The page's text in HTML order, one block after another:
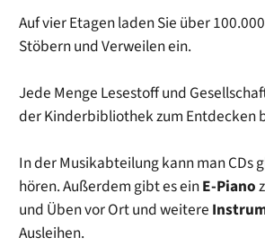
Auf vier Etagen laden Sie über
Stöbern und Verweilen ein.
Jede Menge Lesestoff und
der Kinderbibliothek zum Entdecken
In der Musikabteilung kann man CDs
hören. Außerdem gibt es einE-Piano
und Üben vor Ort und weitere
Ausleihen.